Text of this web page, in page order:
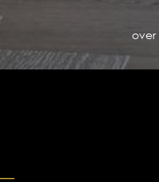
over